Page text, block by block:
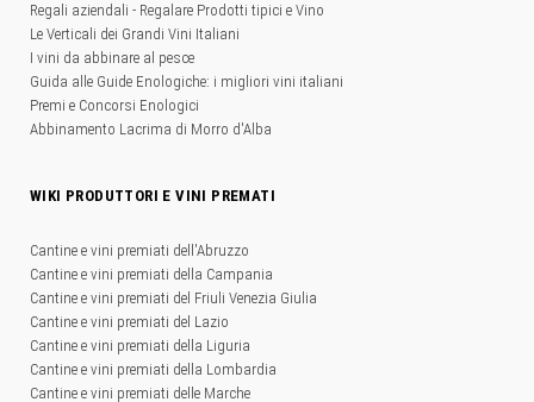
Regali aziendali - Regalare Prodotti tipici e Vino
Le Verticali dei Grandi Vini Italiani
I vini da abbinare al pesce
Guida alle Guide Enologiche: i migliori vini italiani
Premi e Concorsi Enologici
Abbinamento Lacrima di Morro d'Alba
WIKI PRODUTTORI E VINI PREMATI
Cantine e vini premiati dell'Abruzzo
Cantine e vini premiati della Campania
Cantine e vini premiati del Friuli Venezia Giulia
Cantine e vini premiati del Lazio
Cantine e vini premiati della Liguria
Cantine e vini premiati della Lombardia
Cantine e vini premiati delle Marche